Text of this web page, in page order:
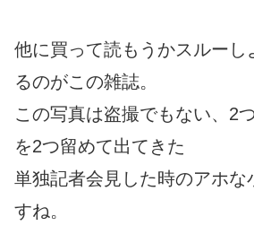
他に買って読もうかスルーし
るのがこの雑誌。
この写真は盗撮でもない、2
を2つ留めて出てきた
単独記者会見した時のアホな
すね。